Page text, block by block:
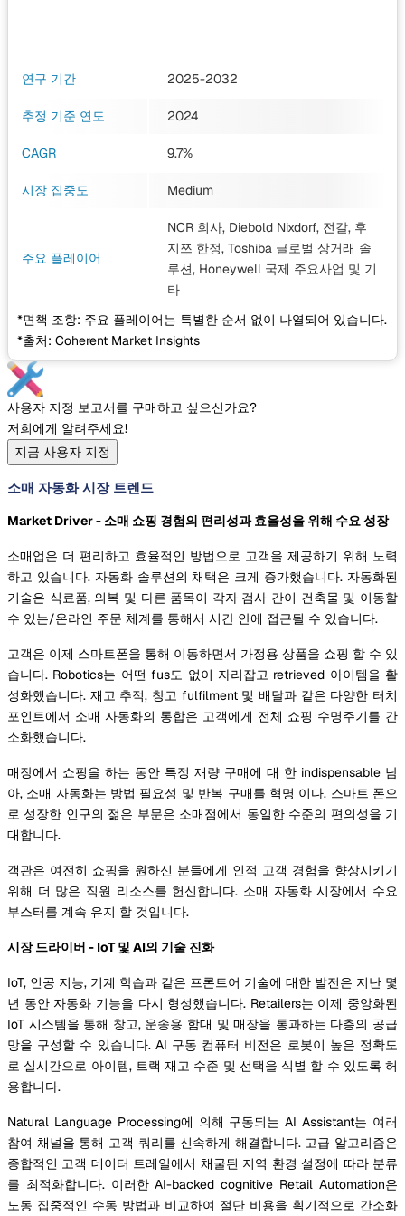
연구 기간 2025-2032
추정 기준 연도 2024
CAGR 9.7%
시장 집중도 Medium
주요 플레이어
NCR 회사, Diebold Nixdorf, 전갈, 후
지쯔 한정, Toshiba 글로벌 상거래 솔
루션, Honeywell 국제 주요사업 및 기
타
*면책 조항: 주요 플레이어는 특별한 순서 없이 나열되어 있습니다.
*출처: Coherent Market Insights
사용자 지정 보고서를 구매하고 싶으신가요?
저희에게 알려주세요!
지금 사용자 지정
소매 자동화 시장 트렌드
Market Driver - 소매 쇼핑 경험의 편리성과 효율성을 위해 수요 성장
소매업은 더 편리하고 효율적인 방법으로 고객을 제공하기 위해 노력
하고 있습니다. 자동화 솔루션의 채택은 크게 증가했습니다. 자동화된
기술은 식료품, 의복 및 다른 품목이 각자 검사 간이 건축물 및 이동할
수 있는/온라인 주문 체계를 통해서 시간 안에 접근될 수 있습니다.
고객은 이제 스마트폰을 통해 이동하면서 가정용 상품을 쇼핑 할 수 있
습니다. Robotics는 어떤 fus도 없이 자리잡고 retrieved 아이템을 활
성화했습니다. 재고 추적, 창고 fulfilment 및 배달과 같은 다양한 터치
포인트에서 소매 자동화의 통합은 고객에게 전체 쇼핑 수명주기를 간
소화했습니다.
매장에서 쇼핑을 하는 동안 특정 재량 구매에 대 한 indispensable 남
아, 소매 자동화는 방법 필요성 및 반복 구매를 혁명 이다. 스마트 폰으
로 성장한 인구의 젊은 부문은 소매점에서 동일한 수준의 편의성을 기
대합니다.
객관은 여전히 쇼핑을 원하신 분들에게 인적 고객 경험을 향상시키기
위해 더 많은 직원 리소스를 헌신합니다. 소매 자동화 시장에서 수요
부스터를 계속 유지 할 것입니다.
시장 드라이버 - IoT 및 AI의 기술 진화
IoT, 인공 지능, 기계 학습과 같은 프론트어 기술에 대한 발전은 지난 몇
년 동안 자동화 기능을 다시 형성했습니다. Retailers는 이제 중앙화된
IoT 시스템을 통해 창고, 운송용 함대 및 매장을 통과하는 다층의 공급
망을 구성할 수 있습니다. AI 구동 컴퓨터 비전은 로봇이 높은 정확도
로 실시간으로 아이템, 트랙 재고 수준 및 선택을 식별 할 수 있도록 허
용합니다.
Natural Language Processing에 의해 구동되는 AI Assistant는 여러
참여 채널을 통해 고객 쿼리를 신속하게 해결합니다. 고급 알고리즘은
종합적인 고객 데이터 트레일에서 채굴된 지역 환경 설정에 따라 분류
를 최적화합니다. 이러한 AI-backed cognitive Retail Automation은
노동 집중적인 수동 방법과 비교하여 절단 비용을 획기적으로 간소화